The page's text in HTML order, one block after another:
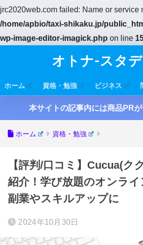
jrc2020web.com failed: Name or service
/home/apbio/taxi-shikaku.jp/
wp-image-editor-imagick.php on line
オトナ-スタ
ホーム 資格・勉強 ビジネス
本サイトの記事内には商品PR
ホーム 資格・勉強
【評判/口コミ】Cucua(ク
紹介！学び放題のオンライ
副業やスキルアップに
2024年10月30日